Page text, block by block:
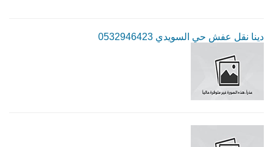
دينا نقل عفش حي السويدي 0532946423